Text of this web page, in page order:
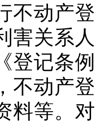
不动产
害关系
登记条
不动产
料等。